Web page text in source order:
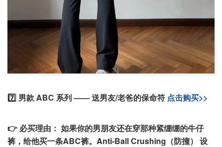
7️⃣ 男款 ABC 系列 —— 送男友/老爸的保命符 点击购买>>
👉 必买理由： 如果你的男朋友还在穿那种紧绷绷的牛仔
裤，给他买一条ABC裤。Anti-Ball Crushing（防撞） 设